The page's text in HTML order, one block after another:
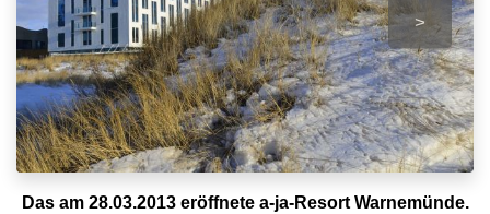
>
Das am 28.03.2013 eröffnete a-ja-Resort Warnemünde.